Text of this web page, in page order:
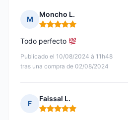
M
Moncho L.
Nota: 5 de 5
Publicado el 10/08/2024 à 11h48
tras una compra de 02/08/2024
Todo perfecto
F
Faissal L.
Nota: 5 de 5